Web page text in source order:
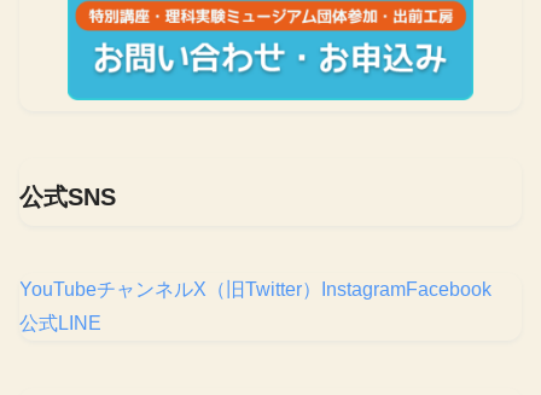
公式SNS
YouTubeチャンネルX（旧Twitter） InstagramFacebook
公式LINE